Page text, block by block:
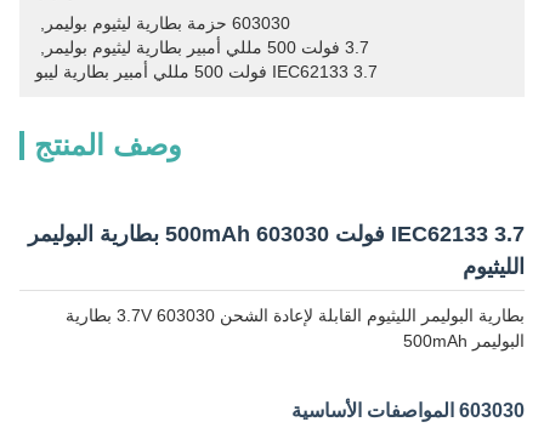
603030 حزمة بطارية ليثيوم بوليمر
3.7 فولت 500 مللي أمبير بطارية ليثيوم بوليمر
IEC62133 3.7 فولت 500 مللي أمبير بطارية ليبو
وصف المنتج
IEC62133 3.7 فولت 500mAh 603030 بطارية البوليمر
الليثيوم
بطارية البوليمر الليثيوم القابلة لإعادة الشحن 3.7V 603030 بطارية
البوليمر 500mAh
603030 المواصفات الأساسية